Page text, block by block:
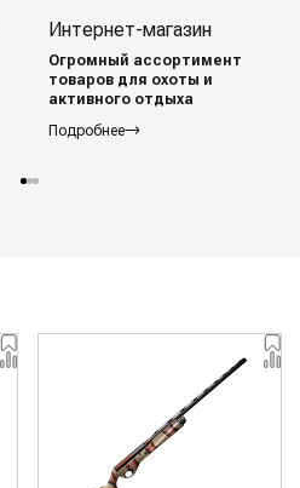
Интернет-магазин
Огромный ассортимент
товаров для охоты и
активного отдыха
Подробнее